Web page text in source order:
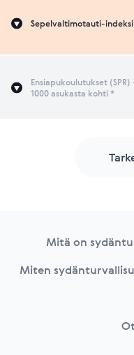
Sepelvaltimotauti-indeksi
Ensiapukoulutukset (SPR)
1000 asukasta kohti *
Mitä on
Miten